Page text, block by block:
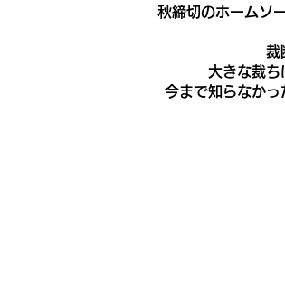
秋締切のホームソ
裁
大きな裁ち
今まで知らなか